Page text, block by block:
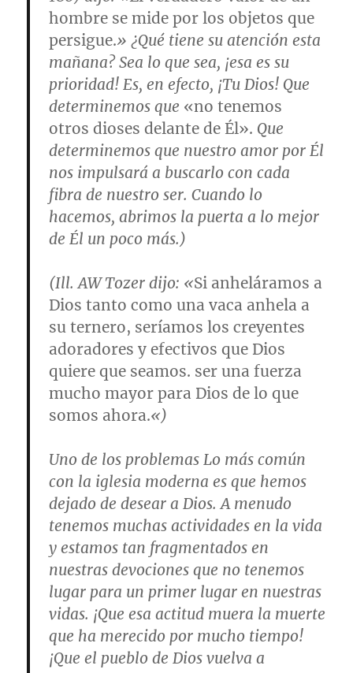
hombre se mide por los objetos que
persigue.» ¿Qué tiene su atención esta
mañana? Sea lo que sea, ¡esa es su
prioridad! Es, en efecto, ¡Tu Dios! Que
determinemos que «no tenemos
otros dioses delante de Él». Que
determinemos que nuestro amor por Él
nos impulsará a buscarlo con cada
fibra de nuestro ser. Cuando lo
hacemos, abrimos la puerta a lo mejor
de Él un poco más.)
(Ill. AW Tozer dijo: «Si anheláramos a
Dios tanto como una vaca anhela a
su ternero, seríamos los creyentes
adoradores y efectivos que Dios
quiere que seamos. ser una fuerza
mucho mayor para Dios de lo que
somos ahora.«)
Uno de los problemas Lo más común
con la iglesia moderna es que hemos
dejado de desear a Dios. A menudo
tenemos muchas actividades en la vida
y estamos tan fragmentados en
nuestras devociones que no tenemos
lugar para un primer lugar en nuestras
vidas. ¡Que esa actitud muera la muerte
que ha merecido por mucho tiempo!
¡Que el pueblo de Dios vuelva a